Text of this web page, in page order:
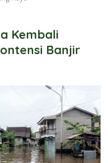
Kembali
Banjir